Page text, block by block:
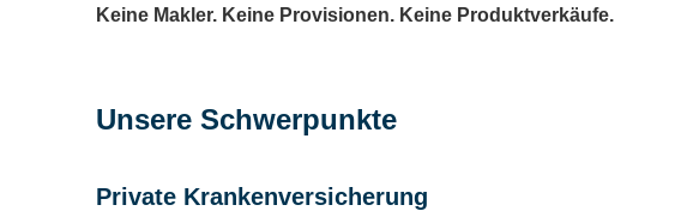
Keine Makler. Keine Provisionen. Keine Produktverkäufe.
Unsere Schwerpunkte
Private Kranken­ver­si­che­rung